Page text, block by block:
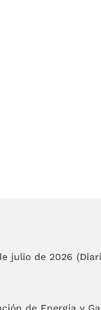
el orden
julio de 2026